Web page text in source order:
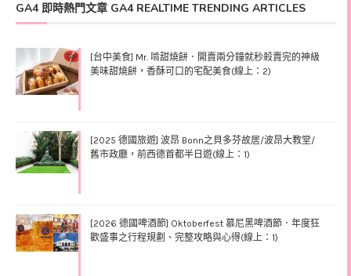
GA4 即時熱門文章 GA4 REALTIME TRENDING ARTICLES
[台中美食] Mr. 啃甜燒餅．開賣兩分鐘就秒殺賣完的神級
美味甜燒餅，香酥可口的宅配美食(線上：2)
[2025 德國旅遊] 波昂 Bonn之貝多芬故居/波昂大教堂/
舊市政廳，前西德首都半日遊(線上：1)
[2026 德國啤酒節] Oktoberfest 慕尼黑啤酒節．年度狂
歡盛事之行程規劃、完整攻略與心得(線上：1)